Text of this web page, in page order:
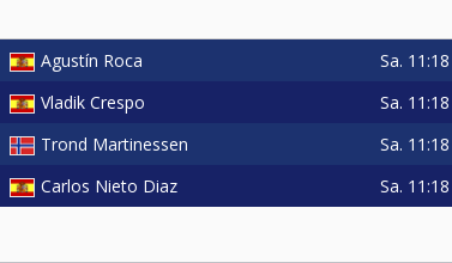
Agustín Roca Sa. 11:18
Vladik Crespo Sa. 11:18
Trond Martinessen Sa. 11:18
Carlos Nieto Diaz Sa. 11:18